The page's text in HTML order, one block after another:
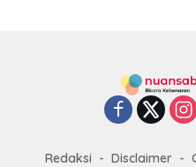
Redaksi Disclaimer